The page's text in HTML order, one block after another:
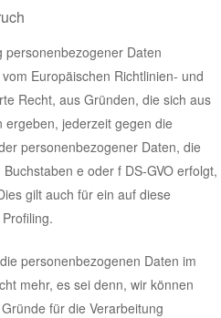
personenbezogener Daten
Europäischen Richtlinien- und
Recht, aus Gründen, die sich aus
jederzeit gegen die
personenbezogener Daten, die
e oder f DS-GVO erfolgt,
gilt auch für ein auf diese
personenbezogenen Daten im
mehr, es sei denn, wir können
für die Verarbeitung